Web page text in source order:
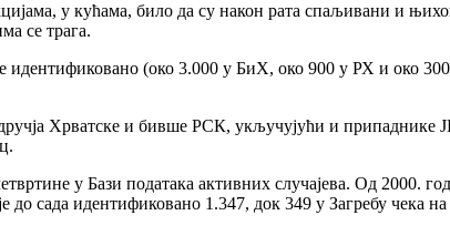
у кућама, било да су након рата спаљивани и
се трага.
идентификовано (око 3.000 у БиХ, око 900 у РХ и око
Хрватске и бивше РСК, укључујући и припаднике
у Бази података активних случајева. Од 2000.
сада идентификовано 1.347, док 349 у Загребу чека